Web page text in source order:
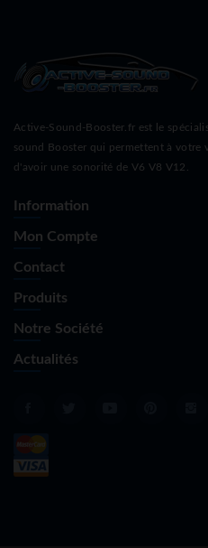
Active-Sound-Booster.fr est le
sound Booster qui permettent à votre
d'avoir une sonorité de V6 V8 V12.
Information
Mon Compte
Contact
Produits
Notre Société
Actualités